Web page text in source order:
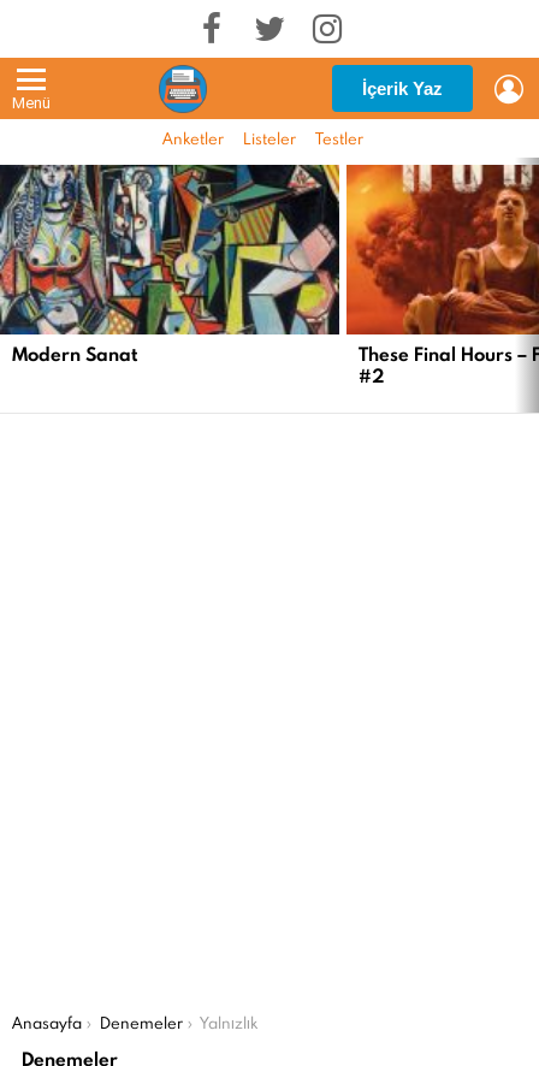
Menü
İçerik Yaz
Anketler Listeler Testler
EN
YENI
İÇERIKLER
Modern Sanat
These Final Hours –
#2
Şu an buradasın:
Anasayfa Denemeler Yalnızlık
Denemeler